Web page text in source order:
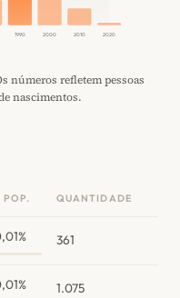
1990 2000 2010 2020
números refletem pessoas
nascimentos.
POP. QUANTIDADE
361
1.075